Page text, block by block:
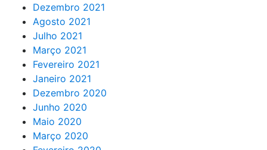
Dezembro 2021
Agosto 2021
Julho 2021
Março 2021
Fevereiro 2021
Janeiro 2021
Dezembro 2020
Junho 2020
Maio 2020
Março 2020